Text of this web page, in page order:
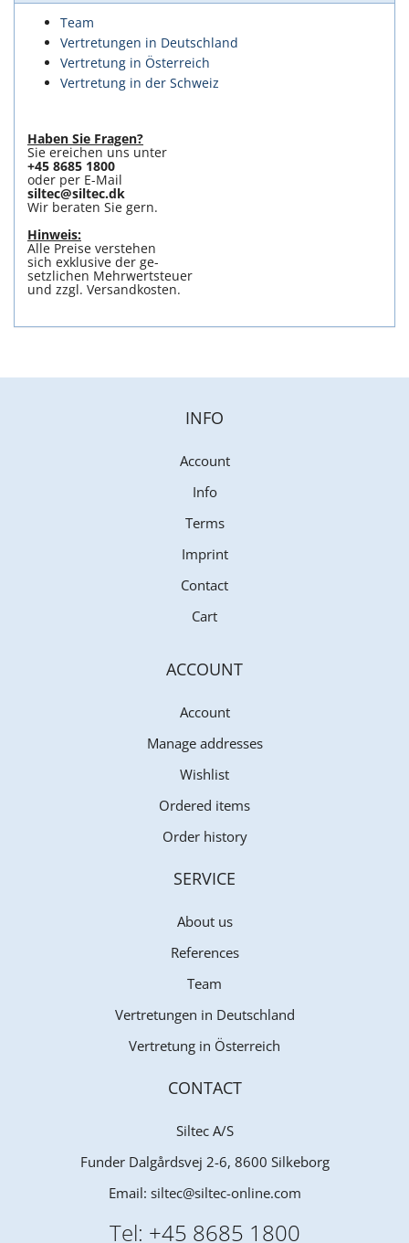
Team
Vertretungen in Deutschland
Vertretung in Österreich
Vertretung in der Schweiz
Haben Sie Fragen?
Sie ereichen uns unter
+45 8685 1800
oder per E-Mail
siltec@siltec.dk
Wir beraten Sie gern.
Hinweis:
Alle Preise verstehen
sich exklusive der ge-
setzlichen Mehrwertsteuer
und zzgl. Versandkosten.
INFO
Account
Info
Terms
Imprint
Contact
Cart
ACCOUNT
Account
Manage addresses
Wishlist
Ordered items
Order history
SERVICE
About us
References
Team
Vertretungen in Deutschland
Vertretung in Österreich
CONTACT
Siltec A/S
Funder Dalgårdsvej 2-6, 8600 Silkeborg
Email: siltec@siltec-online.com
Tel: +45 8685 1800